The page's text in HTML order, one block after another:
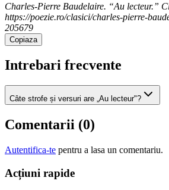
Charles-Pierre Baudelaire. “Au lecteur.”
https://poezie.ro/clasici/charles-pierre-
205679
Copiaza
Intrebari frecvente
Câte strofe și versuri are „Au lecteur"?
Comentarii (0)
Autentifica-te pentru a lasa un comentariu.
Acțiuni rapide